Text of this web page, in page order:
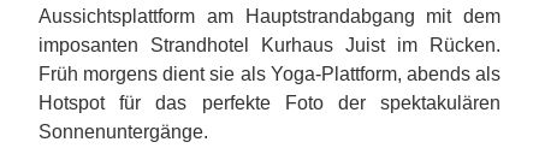
Aussichtsplattform am Hauptstrandabgang mit dem
imposanten Strandhotel Kurhaus Juist im Rücken.
Früh morgens dient sie als Yoga-Plattform, abends als
Hotspot für das perfekte Foto der spektakulären
Sonnenuntergänge.